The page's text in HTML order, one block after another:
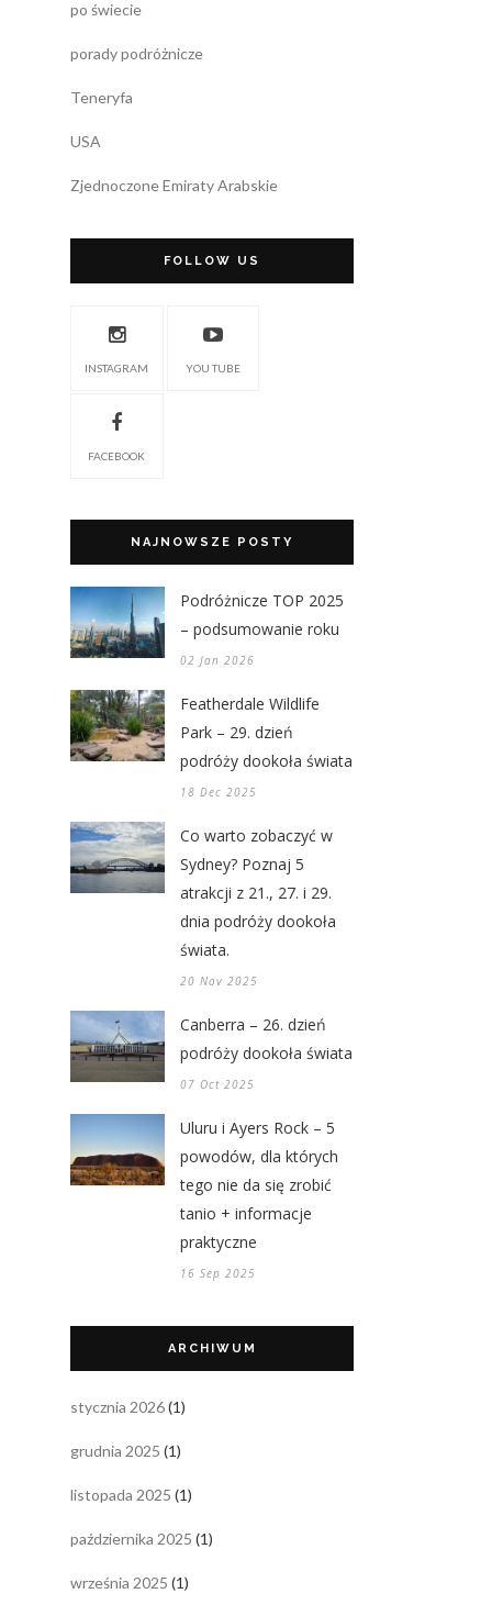
po świecie
porady podróżnicze
Teneryfa
USA
Zjednoczone Emiraty Arabskie
FOLLOW US
INSTAGRAM YOU TUBE
FACEBOOK
NAJNOWSZE POSTY
Podróżnicze TOP 2025
– podsumowanie roku
02 Jan 2026
Featherdale Wildlife
Park – 29. dzień
podróży dookoła świata
18 Dec 2025
Co warto zobaczyć w
Sydney? Poznaj 5
atrakcji z 21., 27. i 29.
dnia podróży dookoła
świata.
20 Nov 2025
Canberra – 26. dzień
podróży dookoła świata
07 Oct 2025
Uluru i Ayers Rock – 5
powodów, dla których
tego nie da się zrobić
tanio + informacje
praktyczne
16 Sep 2025
ARCHIWUM
stycznia 2026(1)
grudnia 2025 (1)
listopada 2025 (1)
października 2025 (1)
września 2025 (1)